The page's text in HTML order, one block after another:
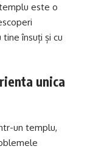
este o
însuți și cu
unica
un templu,